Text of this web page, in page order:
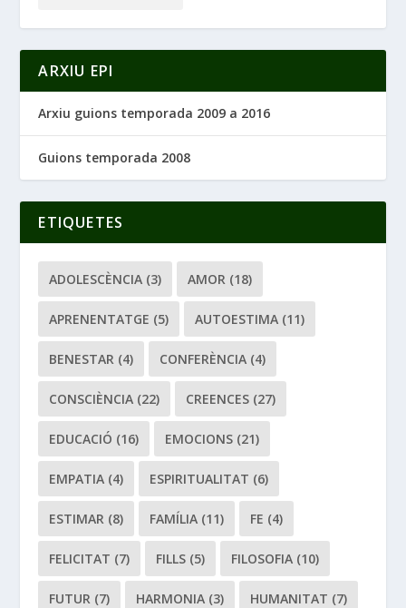
ARXIU EPI
Arxiu guions temporada 2009 a 2016
Guions temporada 2008
ETIQUETES
ADOLESCÈNCIA (3) AMOR (18)
APRENENTATGE (5) AUTOESTIMA (11)
BENESTAR (4) CONFERÈNCIA (4)
CONSCIÈNCIA (22) CREENCES (27)
EDUCACIÓ (16) EMOCIONS (21)
EMPATIA (4) ESPIRITUALITAT (6)
ESTIMAR (8) FAMÍLIA (11) FE (4)
FELICITAT (7) FILLS (5) FILOSOFIA (10)
FUTUR (7) HARMONIA (3) HUMANITAT (7)